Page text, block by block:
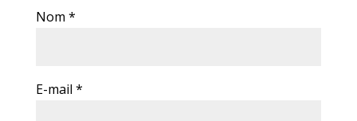
Nom *
E-mail *